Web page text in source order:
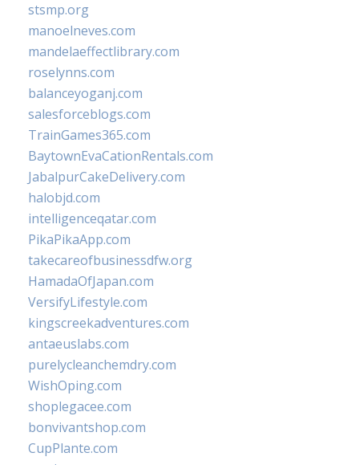
stsmp.org
manoelneves.com
mandelaeffectlibrary.com
roselynns.com
balanceyoganj.com
salesforceblogs.com
TrainGames365.com
BaytownEvaCationRentals.com
JabalpurCakeDelivery.com
halobjd.com
intelligenceqatar.com
PikaPikaApp.com
takecareofbusinessdfw.org
HamadaOfJapan.com
VersifyLifestyle.com
kingscreekadventures.com
antaeuslabs.com
purelycleanchemdry.com
WishOping.com
shoplegacee.com
bonvivantshop.com
CupPlante.com